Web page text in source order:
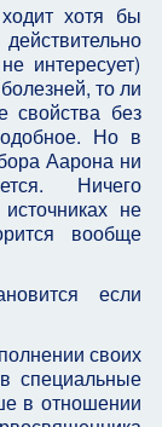
хотя бы
интересует)
то ли
свойства без
Но в
Аарона ни
Ничего
не
вообще
если
своих
специальные
в отношении